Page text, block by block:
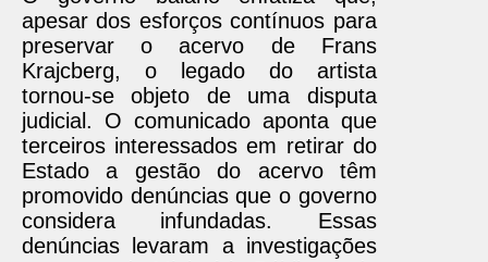
apesar dos esforços contínuos para
preservar o acervo de Frans
Krajcberg, o legado do artista
tornou-se objeto de uma disputa
judicial. O comunicado aponta que
terceiros interessados em retirar do
Estado a gestão do acervo têm
promovido denúncias que o governo
considera infundadas. Essas
denúncias levaram a investigações